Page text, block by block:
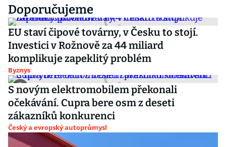
Doporučujeme
EU staví čipové továrny, v Česku to stojí.
Investici v Rožnově za 44 miliard
komplikuje zapeklitý problém
Byznys
S novým elektromobilem překonali
očekávání. Cupra bere osm z deseti
zákazníků konkurenci
Český a evropský autoprůmysl